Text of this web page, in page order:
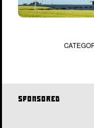
SPONSORED